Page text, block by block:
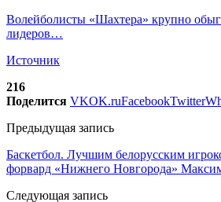
Волейболисты «Шахтера» крупно
лидеров…
Источник
216
Поделится VKOK.ruFacebookTwitter
Предыдущая запись
Баскетбол. Лучшим белорусским
форвард «Нижнего Новгорода»
Следующая запись